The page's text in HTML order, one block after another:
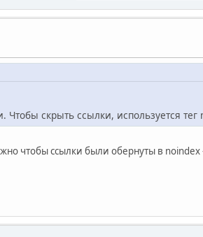
скрыть ссылки, используется тег
чтобы ссылки были обернуты в noindex